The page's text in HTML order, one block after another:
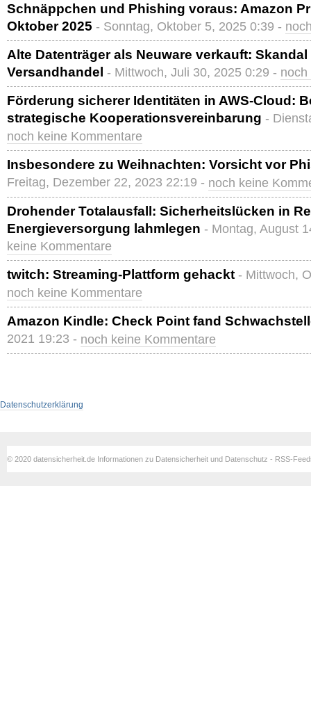
Schnäppchen und Phishing voraus: Amazon
Oktober 2025 - Sonntag, Oktober 5, 2025 0:39 -
Alte Datenträger als Neuware verkauft:
Versandhandel - Mittwoch, Juli 30, 2025 0:29 - noch
Förderung sicherer Identitäten in AWS-Cloud:
strategische Kooperationsvereinbarung -
noch keine Kommentare
Insbesondere zu Weihnachten: Vorsicht vor
Freitag, Dezember 22, 2023 22:19 - noch keine
Drohender Totalausfall: Sicherheitslücken in
Energieversorgung lahmlegen - Montag, August
keine Kommentare
twitch: Streaming-Plattform gehackt - Mittwoch,
noch keine Kommentare
Amazon Kindle: Check Point fand
2021 19:23 - noch keine Kommentare
Datenschutzerklärung
© 2020 datensicherheit.de Informationen zu Datensicherheit und Datenschutz - RSS-